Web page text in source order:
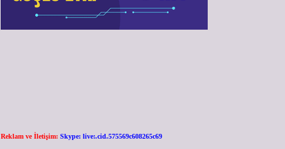
Reklam ve İletişim: Skype: live:.cid.575569c608265c69